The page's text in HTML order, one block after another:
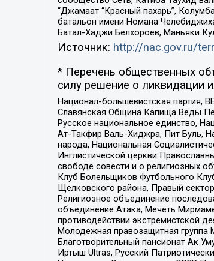
“Джамаат “Красный пахарь”,
батальон имени Номана
Батал-Хаджи Белхороев, Маньяки
Источник: http://nac.gov.ru/
* Перечень общественных
силу решение о ликвидации
Национал-большевистская партия,
Славянская Община Капища Веды
Русское национальное единство,
Ат-Такфир Валь-Хиджра, Пит Буль,
народа, Национальная
Инглистической церкви
свободе совести и о религиозных
Клуб Болельщиков Футбольного
Щелковского района, Правый
Религиозное объединение
объединение Атака, Мечеть
противодействии экстремистской
Молодежная правозащитная группа
Благотворительный пансионат Ак
Иртыш Ultras, Русский